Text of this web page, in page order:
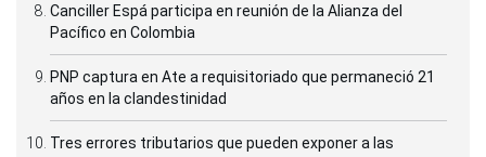
Canciller Espá participa en reunión de la Alianza del
Pacífico en Colombia
PNP captura en Ate a requisitoriado que permaneció 21
años en la clandestinidad
Tres errores tributarios que pueden exponer a las